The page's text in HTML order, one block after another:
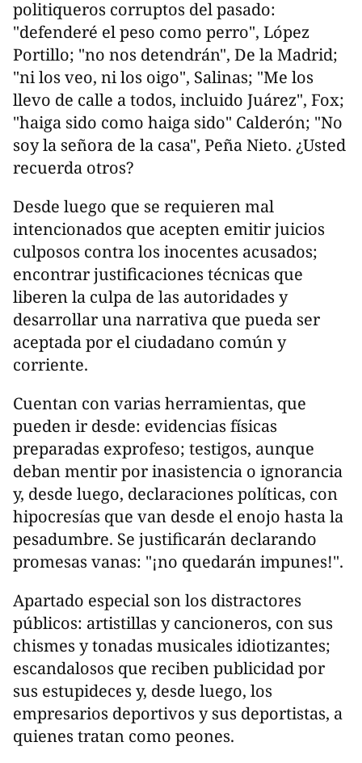
politiqueros corruptos del pasado:
"defenderé el peso como perro", López
Portillo; "no nos detendrán", De la Madrid;
"ni los veo, ni los oigo", Salinas; "Me los
llevo de calle a todos, incluido Juárez", Fox;
"haiga sido como haiga sido" Calderón; "No
soy la señora de la casa", Peña Nieto. ¿Usted
recuerda otros?
Desde luego que se requieren mal
intencionados que acepten emitir juicios
culposos contra los inocentes acusados;
encontrar justificaciones técnicas que
liberen la culpa de las autoridades y
desarrollar una narrativa que pueda ser
aceptada por el ciudadano común y
corriente.
Cuentan con varias herramientas, que
pueden ir desde: evidencias físicas
preparadas exprofeso; testigos, aunque
deban mentir por inasistencia o ignorancia
y, desde luego, declaraciones políticas, con
hipocresías que van desde el enojo hasta la
pesadumbre. Se justificarán declarando
promesas vanas: "¡no quedarán impunes!".
Apartado especial son los distractores
públicos: artistillas y cancioneros, con sus
chismes y tonadas musicales idiotizantes;
escandalosos que reciben publicidad por
sus estupideces y, desde luego, los
empresarios deportivos y sus deportistas, a
quienes tratan como peones.